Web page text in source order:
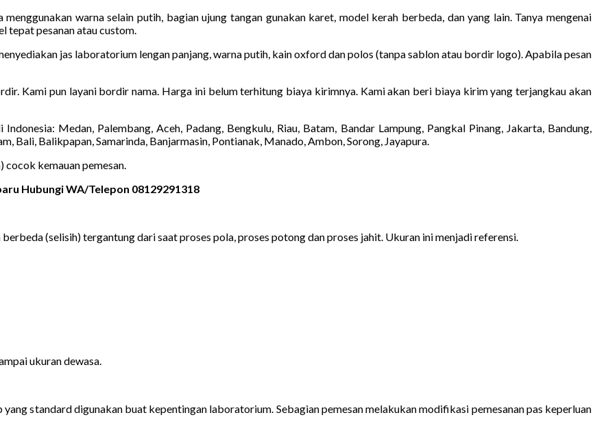
warna selain putih, bagian ujung tangan gunakan karet, model kerah berbeda, dan yang lain. Tanya mengenai
tepat pesanan atau custom.
jas laboratorium lengan panjang, warna putih, kain oxford dan polos (tanpa sablon atau bordir logo). Apabila pesan
Kami pun layani bordir nama. Harga ini belum terhitung biaya kirimnya. Kami akan beri biaya kirim yang terjangkau akan
Medan, Palembang, Aceh, Padang, Bengkulu, Riau, Batam, Bandar Lampung, Pangkal Pinang, Jakarta, Bandung,
Bali, Balikpapan, Samarinda, Banjarmasin, Pontianak, Manado, Ambon, Sorong, Jayapura.
kemauan pemesan.
Hubungi WA/Telepon 08129291318
(selisih) tergantung dari saat proses pola, proses potong dan proses jahit. Ukuran ini menjadi referensi.
ukuran dewasa.
standard digunakan buat kepentingan laboratorium. Sebagian pemesan melakukan modifikasi pemesanan pas keperluan